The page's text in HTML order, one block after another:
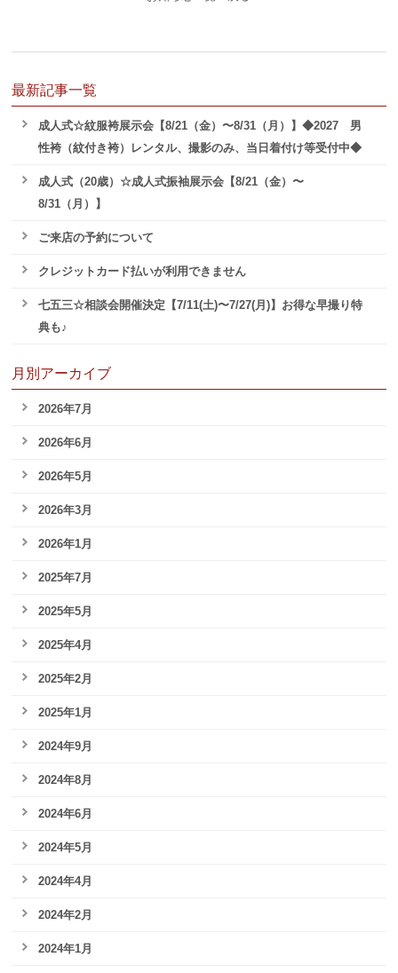
最新記事一覧
成人式☆紋服袴展示会【8/21（金）〜8/31（月）】◆2027 男
性袴（紋付き袴）レンタル、撮影のみ、当日着付け等受付中◆
成人式（20歳）☆成人式振袖展示会【8/21（金）〜
8/31（月）】
ご来店の予約について
クレジットカード払いが利用できません
七五三☆相談会開催決定【7/11(土)〜7/27(月)】お得な早撮り特
典も♪
月別アーカイブ
2026年7月
2026年6月
2026年5月
2026年3月
2026年1月
2025年7月
2025年5月
2025年4月
2025年2月
2025年1月
2024年9月
2024年8月
2024年6月
2024年5月
2024年4月
2024年2月
2024年1月